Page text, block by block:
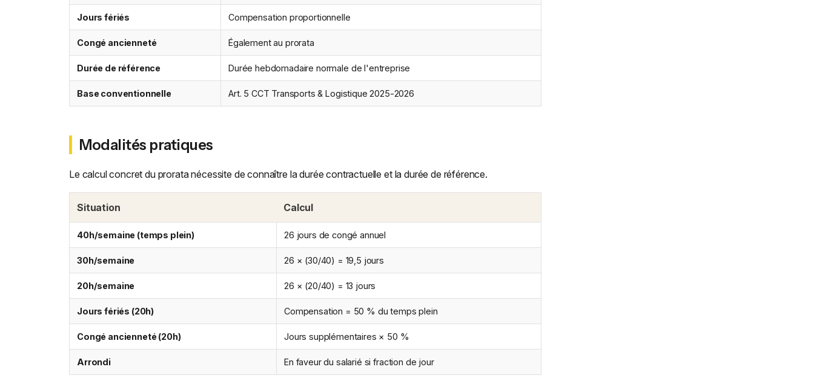
Jours fériés Compensation proportionnelle
Congé ancienneté Également au prorata
Durée de référence Durée hebdomadaire normale de l'entreprise
Base conventionnelle Art. 5 CCT Transports & Logistique 2025-2026
Modalités pratiques
Le calcul concret du prorata nécessite de connaître la durée contractuelle et la durée de référence.
Situation Calcul
40h/semaine (temps plein) 26 jours de congé annuel
30h/semaine 26 × (30/40) = 19,5 jours
20h/semaine 26 × (20/40) = 13 jours
Jours fériés (20h) Compensation = 50 % du temps plein
Congé ancienneté (20h) Jours supplémentaires × 50 %
Arrondi En faveur du salarié si fraction de jour